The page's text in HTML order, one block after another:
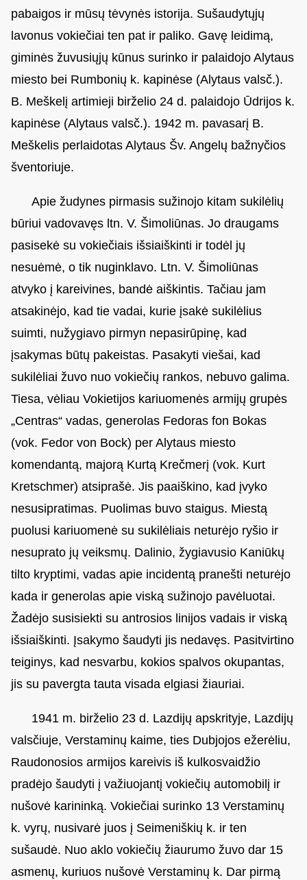
pabaigos ir mūsų tėvynės istorija. Sušaudytųjų
lavonus vokiečiai ten pat ir paliko. Gavę leidimą,
giminės žuvusiųjų kūnus surinko ir palaidojo Alytaus
miesto bei Rumbonių k. kapinėse (Alytaus valsč.).
B. Meškelį artimieji birželio 24 d. palaidojo Ūdrijos k.
kapinėse (Alytaus valsč.). 1942 m. pavasarį B.
Meškelis perlaidotas Alytaus Šv. Angelų bažnyčios
šventoriuje.
Apie žudynes pirmasis sužinojo kitam sukilėlių
būriui vadovavęs ltn. V. Šimoliūnas. Jo draugams
pasisekė su vokiečiais išsiaiškinti ir todėl jų
nesuėmė, o tik nuginklavo. Ltn. V. Šimoliūnas
atvyko į kareivines, bandė aiškintis. Tačiau jam
atsakinėjo, kad tie vadai, kurie įsakė sukilėlius
suimti, nužygiavo pirmyn nepasirūpinę, kad
įsakymas būtų pakeistas. Pasakyti viešai, kad
sukilėliai žuvo nuo vokiečių rankos, nebuvo galima.
Tiesa, vėliau Vokietijos kariuomenės armijų grupės
„Centras“ vadas, generolas Fedoras fon Bokas
(vok. Fedor von Bock) per Alytaus miesto
komendantą, majorą Kurtą Krečmerį (vok. Kurt
Kretschmer) atsiprašė. Jis paaiškino, kad įvyko
nesusipratimas. Puolimas buvo staigus. Miestą
puolusi kariuomenė su sukilėliais neturėjo ryšio ir
nesuprato jų veiksmų. Dalinio, žygiavusio Kaniūkų
tilto kryptimi, vadas apie incidentą pranešti neturėjo
kada ir generolas apie viską sužinojo pavėluotai.
Žadėjo susisiekti su antrosios linijos vadais ir viską
išsiaiškinti. Įsakymo šaudyti jis nedavęs. Pasitvirtino
teiginys, kad nesvarbu, kokios spalvos okupantas,
jis su pavergta tauta visada elgiasi žiauriai.
1941 m. birželio 23 d. Lazdijų apskrityje, Lazdijų
valsčiuje, Verstaminų kaime, ties Dubjojos ežerėliu,
Raudonosios armijos kareivis iš kulkosvaidžio
pradėjo šaudyti į važiuojantį vokiečių automobilį ir
nušovė karininką. Vokiečiai surinko 13 Verstaminų
k. vyrų, nusivarė juos į Seimeniškių k. ir ten
sušaudė. Nuo aklo vokiečių žiaurumo žuvo dar 15
asmenų, kuriuos nušovė Verstaminų k. Dar pirmą